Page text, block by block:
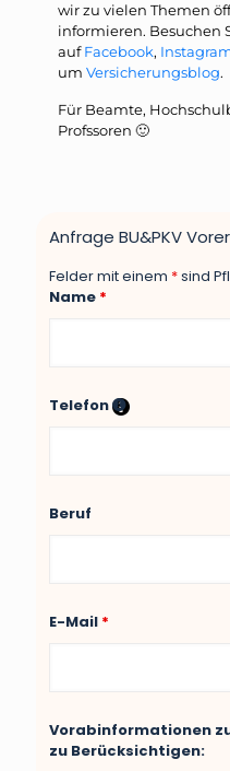
wir zu vielen Themen
informieren. Besuchen
aufFacebook,
um Versicherungsblog.
Für Beamte,
Profssoren 🙂
Anfrage BU&PKV
Felder mit einem *sind
Name *
Telefon
Beruf
E-Mail *
Vorabinformationen
zu Berücksichtigen: